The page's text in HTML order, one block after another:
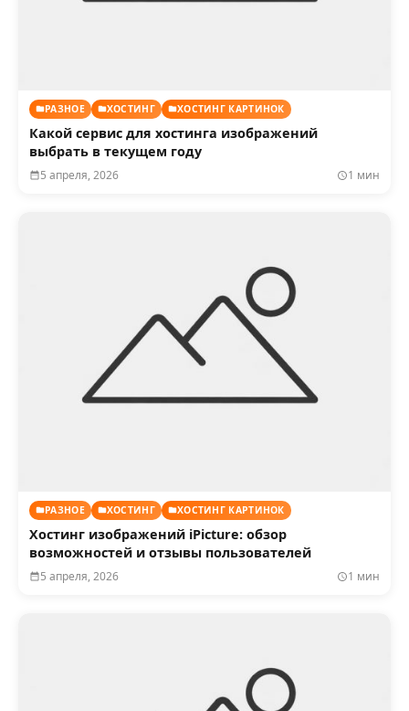
РАЗНОЕ ХОСТИНГ ХОСТИНГ КАРТИНОК
Какой сервис для хостинга изображений
выбрать в текущем году
5 апреля, 2026 1 мин
РАЗНОЕ ХОСТИНГ ХОСТИНГ КАРТИНОК
Хостинг изображений iPicture: обзор
возможностей и отзывы пользователей
5 апреля, 2026 1 мин